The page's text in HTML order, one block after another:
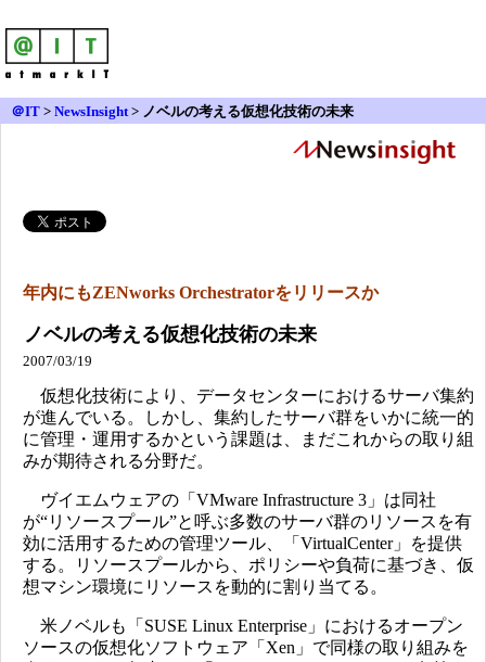
＠IT > NewsInsight> ノベルの考える仮想化技術の未来
年内にもZENworks Orchestratorをリリースか
ノベルの考える仮想化技術の未来
2007/03/19
仮想化技術により、データセンターにおけるサーバ集約
が進んでいる。しかし、集約したサーバ群をいかに統一的
に管理・運用するかという課題は、まだこれからの取り組
みが期待される分野だ。
ヴイエムウェアの「VMware Infrastructure 3」は同社
が“リソースプール”と呼ぶ多数のサーバ群のリソースを有
効に活用するための管理ツール、「VirtualCenter」を提供
する。リソースプールから、ポリシーや負荷に基づき、仮
想マシン環境にリソースを動的に割り当てる。
米ノベルも「SUSE Linux Enterprise」におけるオープン
ソースの仮想化ソフトウェア「Xen」で同様の取り組みを